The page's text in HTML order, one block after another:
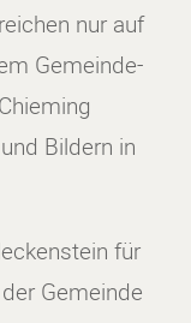
nur auf
Gemeinde-
Bildern in
für
Gemeinde